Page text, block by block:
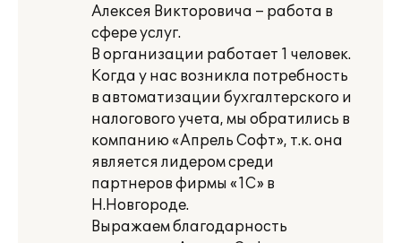
Алексея Викторовича – работа в
сфере услуг.
В организации работает 1 человек.
Когда у нас возникла потребность
в автоматизации бухгалтерского и
налогового учета, мы обратились в
компанию «Апрель Софт», т.к. она
является лидером среди
партнеров фирмы «1С» в
Н.Новгороде.
Выражаем благодарность